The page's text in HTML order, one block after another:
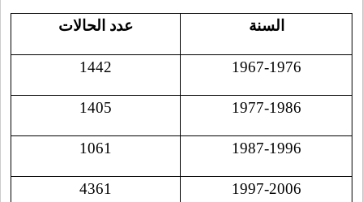
السنة عدد الحالات
1967-1976
1442
1977-1986
1405
1987-1996
1061
1997-2006
4361